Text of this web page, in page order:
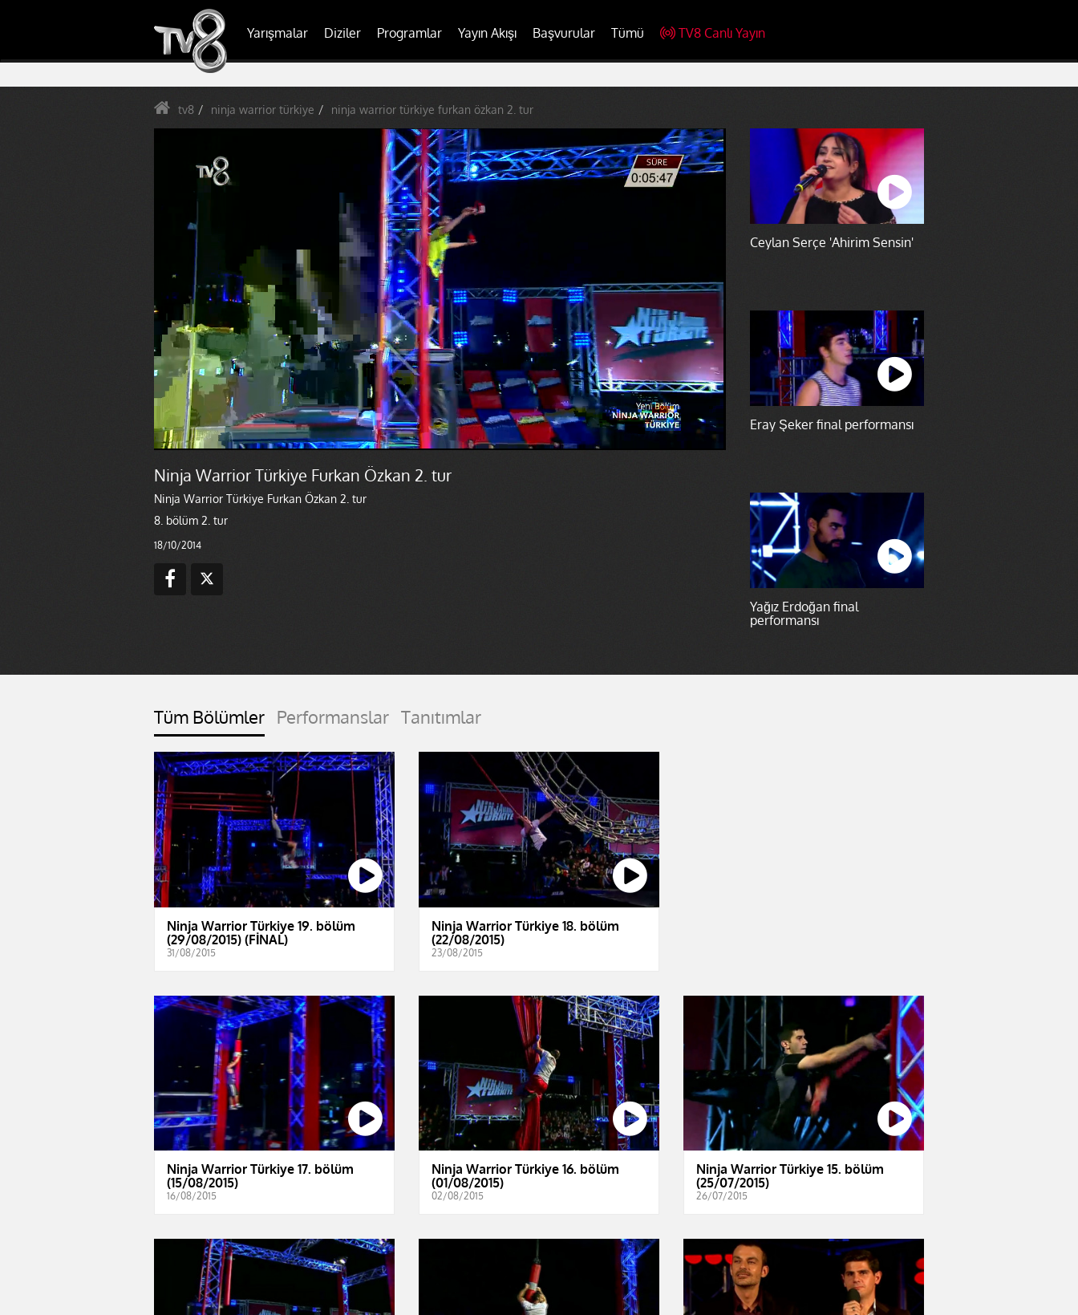
Yarışmalar Diziler Programlar Yayın Akışı Başvurular Tümü TV8 Canlı Yayın
tv8 ninja warrior türkiye ninja warrior türkiye furkan özkan 2. tur
Ninja Warrior Türkiye Furkan Özkan 2. tur
Ninja Warrior Türkiye Furkan Özkan 2. tur
8. bölüm 2. tur
18/10/2014
Ceylan Serçe 'Ahirim Sensin'
Eray Şeker final performansı
Yağız Erdoğan final
performansı
Tüm Bölümler Performanslar Tanıtımlar
Ninja Warrior Türkiye 19. bölüm
(29/08/2015) (FİNAL)
31/08/2015
Ninja Warrior Türkiye 18. bölüm
(22/08/2015)
23/08/2015
Ninja Warrior Türkiye 17. bölüm
(15/08/2015)
16/08/2015
Ninja Warrior Türkiye 16. bölüm
(01/08/2015)
02/08/2015
Ninja Warrior Türkiye 15. bölüm
(25/07/2015)
26/07/2015